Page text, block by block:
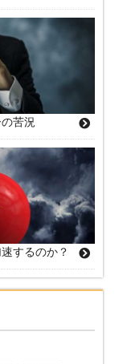
苦況
するのか？